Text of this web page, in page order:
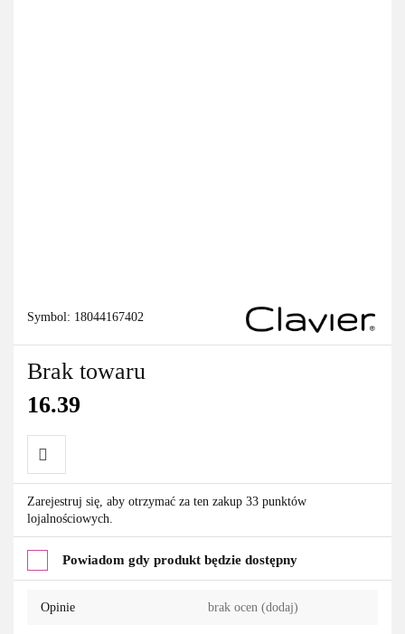
Symbol: 18044167402
Brak towaru
16.39
Do
Zarejestruj się, aby otrzymać za ten zakup 33 punktów
lojalnościowych.
Powiadom gdy produkt będzie dostępny
Opinie brak ocen (dodaj)